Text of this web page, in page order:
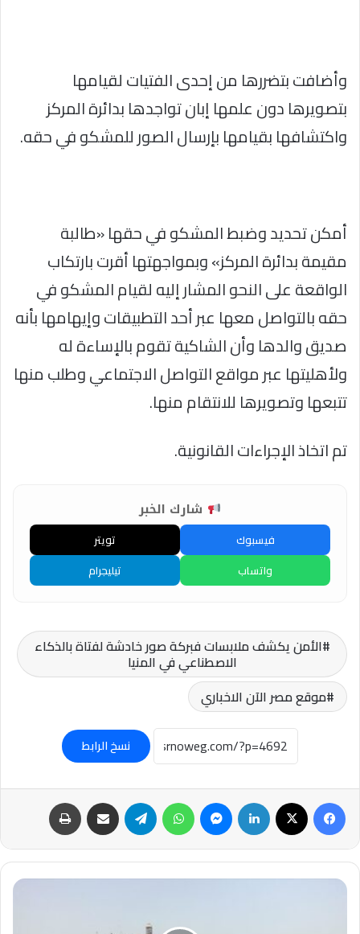
وأضافت بتضررها من إحدى الفتيات لقيامها
بتصويرها دون علمها إبان تواجدها بدائرة المركز
واكتشافها بقيامها بإرسال الصور للمشكو في حقه.
أمكن تحديد وضبط المشكو في حقها «طالبة
مقيمة بدائرة المركز» وبمواجهتها أقرت بارتكاب
الواقعة على النحو المشار إليه لقيام المشكو في
حقه بالتواصل معها عبر أحد التطبيقات وإيهامها بأنه
صديق والدها وأن الشاكية تقوم بالإساءة له
ولأهليتها عبر مواقع التواصل الاجتماعي وطلب منها
تتبعها وتصويرها للانتقام منها.
تم اتخاذ الإجراءات القانونية.
شارك الخبر
فيسبوك
تويتر
واتساب
تيليجرام
الأمن يكشف ملابسات فبركة صور خادشة لفتاة بالذكاء
الاصطناعي في المنيا
موقع مصر الآن الاخباري
نسخ الرابط
فيسبوك لينكدإن ماسنجر واتساب تيلقرام مشاركة عبر البريد
صفاء